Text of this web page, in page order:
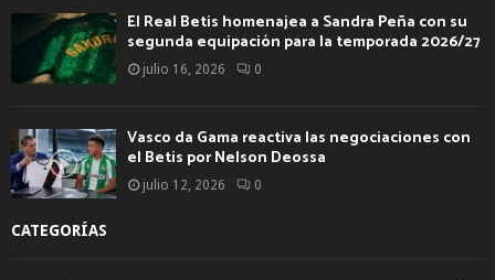
El Real Betis homenajea a Sandra Peña con su
segunda equipación para la temporada 2026/27
julio 16, 2026 0
Vasco da Gama reactiva las negociaciones con
el Betis por Nelson Deossa
julio 12, 2026 0
CATEGORÍAS